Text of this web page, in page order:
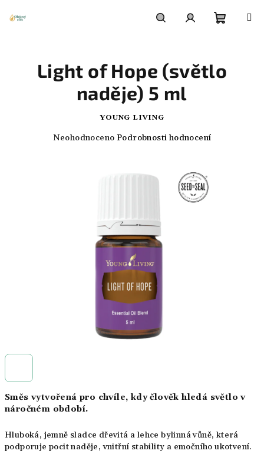
košík
Směs vytvořená pro chvíle, kdy člověk hledá světlo v
náročném období.
Hluboká, jemně sladce dřevitá a lehce bylinná vůně, která
podporuje pocit naděje, vnitřní stability a emočního ukotvení.
Light of Hope (světlo
naděje) 5 ml
YOUNG LIVING
Průměrné
Neohodnoceno Podrobnosti hodnocení